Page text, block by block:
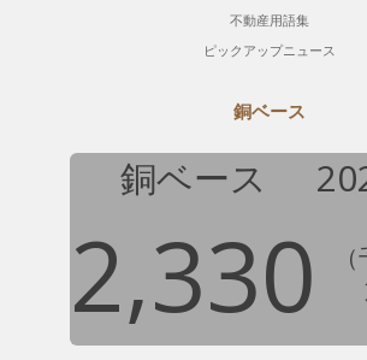
不動産用語集
ピックアップニュース
銅ベース
銅ベース
2,330